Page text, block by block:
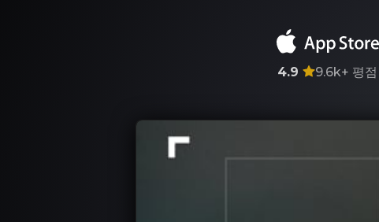
4.9 9.6k+ 평점